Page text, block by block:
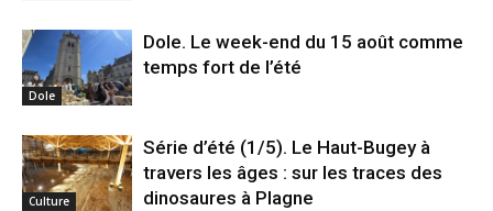
Dole
Dole. Le week-end du 15 août comme
temps fort de l’été
Culture
Série d’été (1/5). Le Haut-Bugey à
travers les âges : sur les traces des
dinosaures à Plagne